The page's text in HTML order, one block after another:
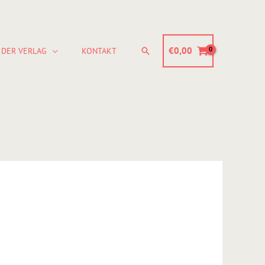
DER VERLAG KONTAKT Suchen
€0,00